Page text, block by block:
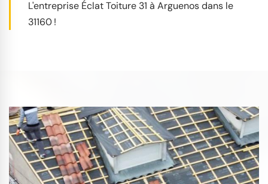
L'entreprise Éclat Toiture 31 à Arguenos dans le
31160 !